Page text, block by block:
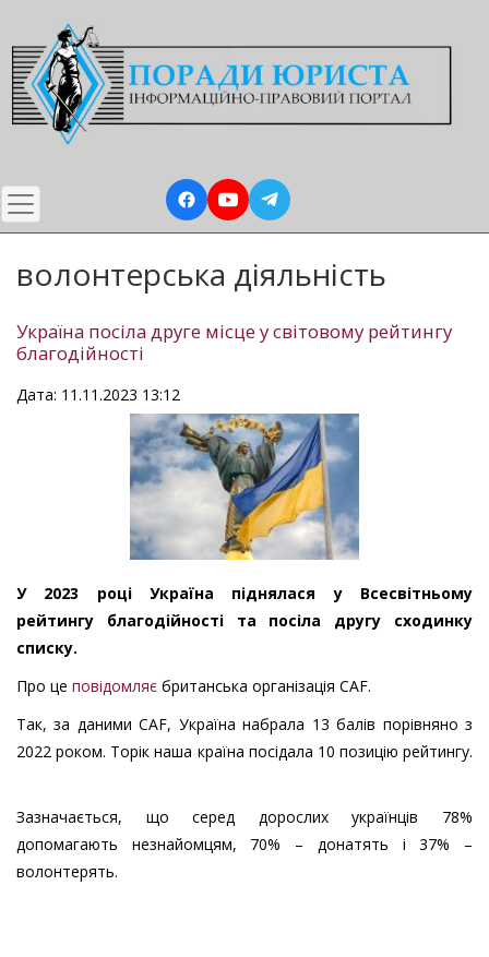
до
основного
вмісту
волонтерська діяльність
Україна посіла друге місце у світовому рейтингу
благодійності
Дата: 11.11.2023 13:12
У 2023 році Україна піднялася у Всесвітньому
рейтингу благодійності та посіла другу сходинку
списку.
Про це повідомляє британська організація CAF.
Так, за даними CAF, Україна набрала 13 балів порівняно з
2022 роком. Торік наша країна посідала 10 позицію рейтингу.
Зазначається, що серед дорослих українців 78%
допомагають незнайомцям, 70% – донатять і 37% –
волонтерять.